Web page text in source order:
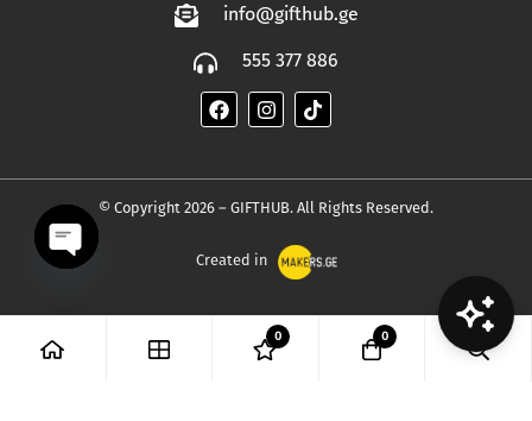
info@gifthub.ge
555 377 886
© Copyright 2026 – GIFTHUB. All Rights Reserved.
Created in
0 0